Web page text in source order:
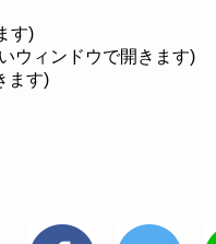
す)
ウィンドウで開きます)
ます)